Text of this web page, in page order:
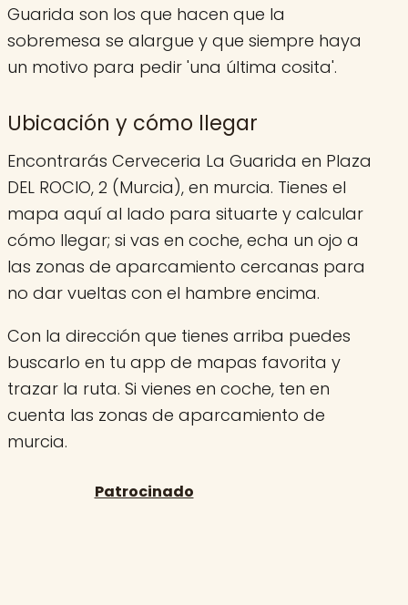
Guarida son los que hacen que la
sobremesa se alargue y que siempre haya
un motivo para pedir 'una última cosita'.
Ubicación y cómo llegar
Encontrarás Cerveceria La Guarida en Plaza
DEL ROCIO, 2 (Murcia), en murcia. Tienes el
mapa aquí al lado para situarte y calcular
cómo llegar; si vas en coche, echa un ojo a
las zonas de aparcamiento cercanas para
no dar vueltas con el hambre encima.
Con la dirección que tienes arriba puedes
buscarlo en tu app de mapas favorita y
trazar la ruta. Si vienes en coche, ten en
cuenta las zonas de aparcamiento de
murcia.